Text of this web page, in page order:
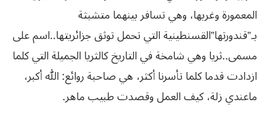
المعمورة وغربها، وهي تسافر بينهما متشبثة
بـ”قندورتها”القسنطينية التي تحمل توثق جزائريتها..اسم على
مسمى..ثريا وهي شامخة في التاريخ كالثريا الجميلة التي كلما
ازدادت قدما كلما تأسرنا أكثر، هي صاحبة روائع: الله أكبر،
ماعندي زلة، كيف العمل وقصدت طبيب ماهر.